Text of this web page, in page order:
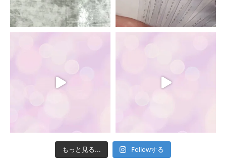
もっと見る... Followする